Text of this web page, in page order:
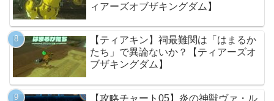
ィアーズオブザキングダム】
【ティアキン】祠最難関は「はまるか
たち」で異論ないか？【ティアーズオ
ブザキングダム】
【攻略チャート05】炎の神獣ヴァ・ル